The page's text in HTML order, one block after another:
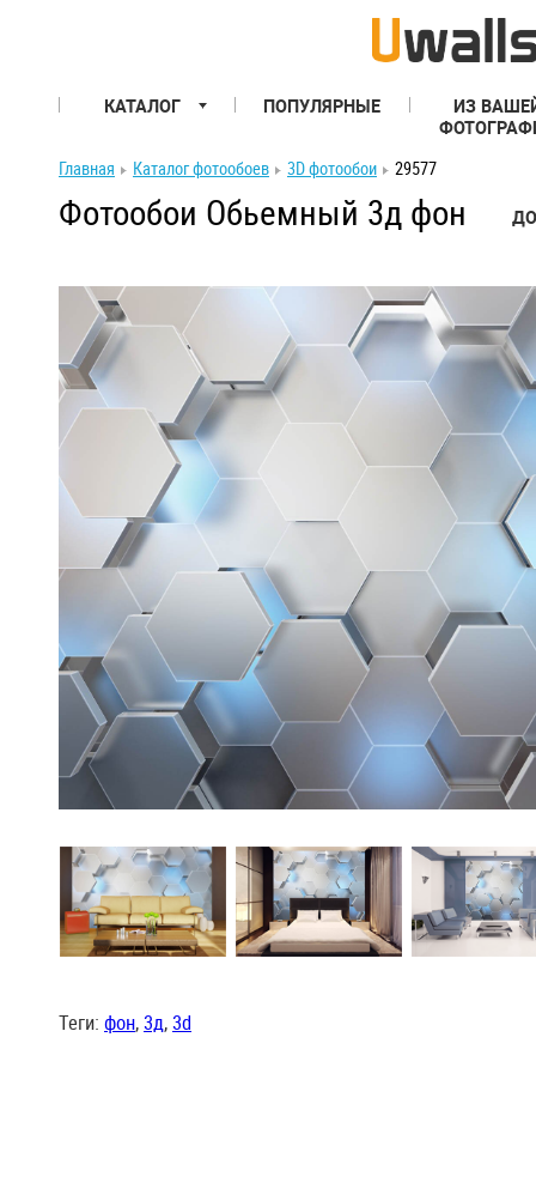
КАТАЛОГ ПОПУЛЯРНЫЕ
ИЗ
Главная
Каталог фотообоев 3D фотообои 29577
Фотообои Обьемный 3д фон
Теги: фон,3д,3d